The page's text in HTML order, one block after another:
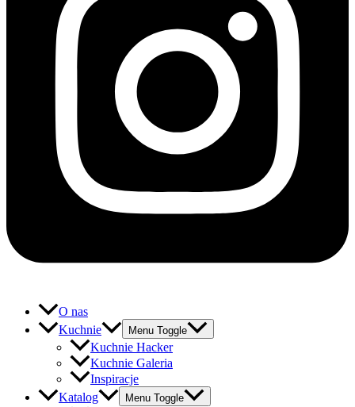
O nas
Kuchnie
Menu Toggle
Kuchnie Hacker
Kuchnie Galeria
Inspiracje
Katalog
Menu Toggle